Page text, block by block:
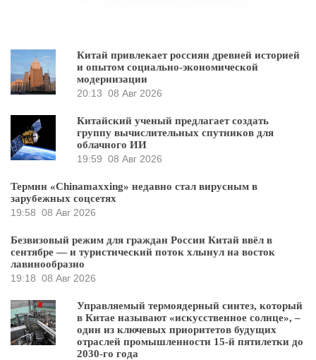
Китай привлекает россиян древней историей
и опытом социально-экономической
модернизации
20:13 08 Авг 2026
Китайский ученый предлагает создать
группу вычислительных спутников для
облачного ИИ
19:59 08 Авг 2026
Термин «Chinamaxxing» недавно стал вирусным в
зарубежных соцсетях
19:58 08 Авг 2026
Безвизовый режим для граждан России Китай ввёл в
сентябре — и туристический поток хлынул на восток
лавинообразно
19:18 08 Авг 2026
Управляемый термоядерный синтез, который
в Китае называют «искусственное солнце», –
один из ключевых приоритетов будущих
отраслей промышленности 15-й пятилетки до
2030-го года